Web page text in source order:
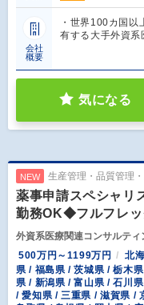
会社
概要
・世界100カ国
有する大手外資系
気になる
NEW 生産管理・品質管理
薬事申請スペシャリ
勤務OK◆フルフレッ
外資系医療関連コンサルティ
500万円～1199万円
北
県 / 福島県 / 茨城県 / 栃木
県 / 新潟県 / 富山県 / 石川
/ 愛知県 / 三重県 / 滋賀県 /